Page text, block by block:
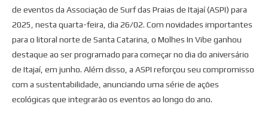
de eventos da Associação de Surf das Praias de Itajaí (ASPI) para
2025, nesta quarta-feira, dia 26/02. Com novidades importantes
para o litoral norte de Santa Catarina, o Molhes In Vibe ganhou
destaque ao ser programado para começar no dia do aniversário
de Itajaí, em junho. Além disso, a ASPI reforçou seu compromisso
com a sustentabilidade, anunciando uma série de ações
ecológicas que integrarão os eventos ao longo do ano.